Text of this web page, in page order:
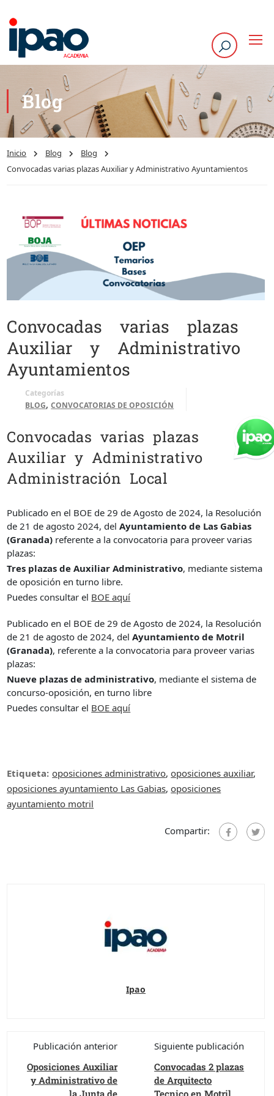
Blog
Inicio Blog
Blog
Convocadas varias plazas Auxiliar y Administrativo Ayuntamientos
Convocadas varias plazas
Auxiliar y Administrativo
Ayuntamientos
Categorías
BLOG,CONVOCATORIAS DE OPOSICIÓN
Convocadas varias plazas
Auxiliar y Administrativo
Administración Local
Publicado en el BOE de 29 de Agosto de 2024, la Resolución
de 21 de agosto 2024, delAyuntamiento de Las Gabias
(Granada) referente a la convocatoria para proveer varias
plazas:
Tres plazas de Auxiliar Administrativo, mediante sistema
de oposición en turno libre.
Puedes consultar el BOE aquí
Publicado en el BOE de 29 de Agosto de 2024, la Resolución
de 21 de agosto de 2024, delAyuntamiento de Motril
(Granada), referente a la convocatoria para proveer varias
plazas:
Nueve plazas de administrativo, mediante el sistema de
concurso-oposición, en turno libre
Puedes consultar el BOE aquí
Etiqueta: oposiciones administrativo,oposiciones auxiliar,
oposiciones ayuntamiento Las Gabias,oposiciones
ayuntamiento motril
Compartir:
Ipao
Publicación anterior
Oposiciones Auxiliar
y Administrativo de
la Junta de
Siguiente publicación
Convocadas 2 plazas
de Arquitecto
Tecnico en Motril